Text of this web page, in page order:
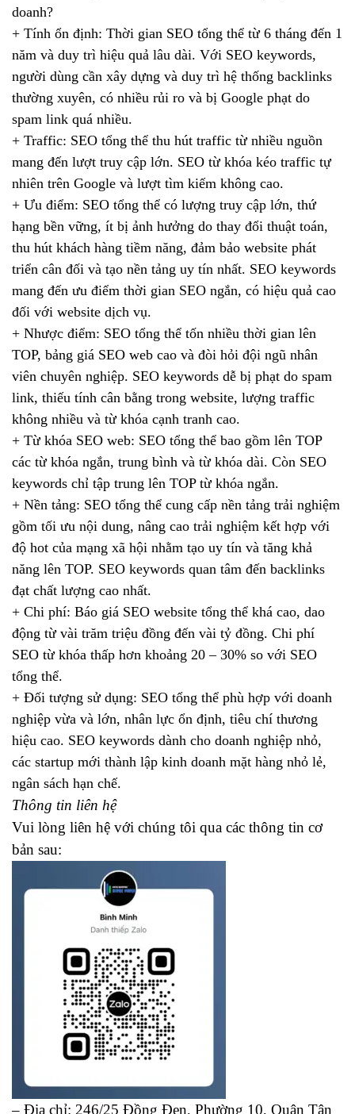
doanh?
+ Tính ổn định: Thời gian SEO tổng thể từ 6 tháng đến 1
năm và duy trì hiệu quả lâu dài. Với SEO keywords,
người dùng cần xây dựng và duy trì hệ thống backlinks
thường xuyên, có nhiều rủi ro và bị Google phạt do
spam link quá nhiều.
+ Traffic: SEO tổng thể thu hút traffic từ nhiều nguồn
mang đến lượt truy cập lớn. SEO từ khóa kéo traffic tự
nhiên trên Google và lượt tìm kiếm không cao.
+ Ưu điểm: SEO tổng thể có lượng truy cập lớn, thứ
hạng bền vững, ít bị ảnh hưởng do thay đổi thuật toán,
thu hút khách hàng tiềm năng, đảm bảo website phát
triển cân đối và tạo nền tảng uy tín nhất. SEO keywords
mang đến ưu điểm thời gian SEO ngắn, có hiệu quả cao
đối với website dịch vụ.
+ Nhược điểm: SEO tổng thể tốn nhiều thời gian lên
TOP, bảng giá SEO web cao và đòi hỏi đội ngũ nhân
viên chuyên nghiệp. SEO keywords dễ bị phạt do spam
link, thiếu tính cân bằng trong website, lượng traffic
không nhiều và từ khóa cạnh tranh cao.
+ Từ khóa SEO web: SEO tổng thể bao gồm lên TOP
các từ khóa ngắn, trung bình và từ khóa dài. Còn SEO
keywords chỉ tập trung lên TOP từ khóa ngắn.
+ Nền tảng: SEO tổng thể cung cấp nền tảng trải nghiệm
gồm tối ưu nội dung, nâng cao trải nghiệm kết hợp với
độ hot của mạng xã hội nhằm tạo uy tín và tăng khả
năng lên TOP. SEO keywords quan tâm đến backlinks
đạt chất lượng cao nhất.
+ Chi phí: Báo giá SEO website tổng thể khá cao, dao
động từ vài trăm triệu đồng đến vài tỷ đồng. Chi phí
SEO từ khóa thấp hơn khoảng 20 – 30% so với SEO
tổng thể.
+ Đối tượng sử dụng: SEO tổng thể phù hợp với doanh
nghiệp vừa và lớn, nhân lực ổn định, tiêu chí thương
hiệu cao. SEO keywords dành cho doanh nghiệp nhỏ,
các startup mới thành lập kinh doanh mặt hàng nhỏ lẻ,
ngân sách hạn chế.
Thông tin liên hệ
Vui lòng liên hệ với chúng tôi qua các thông tin cơ
bản sau:
– Địa chỉ: 246/25 Đồng Đen, Phường 10, Quận Tân